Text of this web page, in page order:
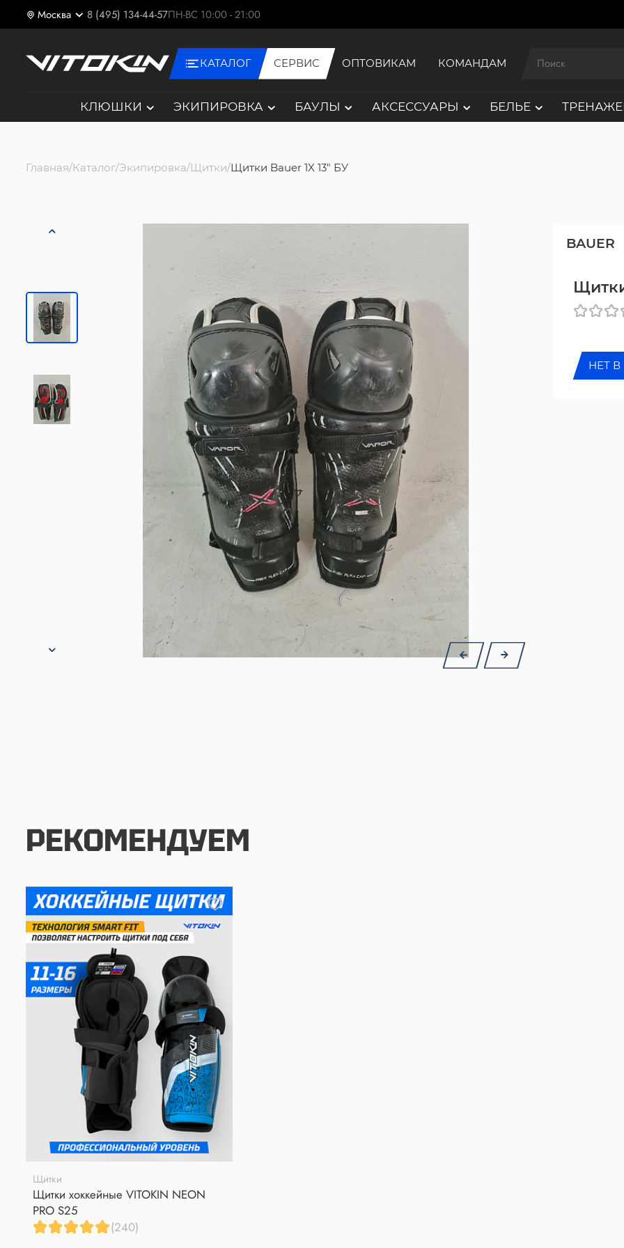
Москва 8 (495) 134-44-57ПН-ВС 10:00 - 21:00
КАТАЛОГ СЕРВИС ОПТОВИКАМ КОМАНДАМ
КЛЮШКИ ЭКИПИРОВКА БАУЛЫ АКСЕССУАРЫ БЕЛЬЕ
Главная Каталог Экипировка Щитки Щитки Bauer 1X 13" БУ
BAUER
НЕТ
РЕКОМЕНДУЕМ
Щитки
Щитки хоккейные VITOKIN NEON
PRO S25
(240)